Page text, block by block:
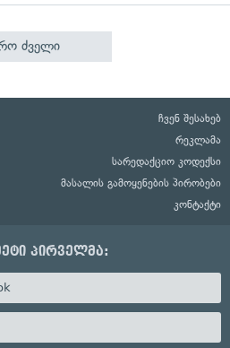
ძველი
ჩვენ შესახებ
რეკლამა
სარედაქციო კოდექსი
მასალის გამოყენების პირობები
კონტაქტი
პირველმა: